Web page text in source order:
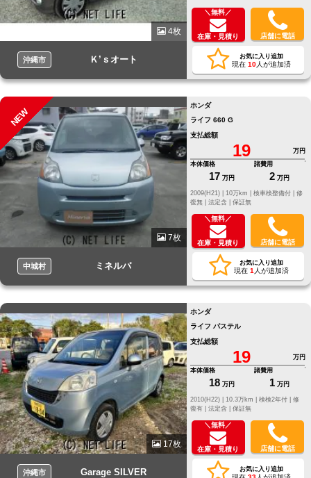
4枚
沖縄市 Ｋ’ｓオート
＼無料／
在庫・見積り 店舗に電話
お気に入り追加
現在 10人が追加済
NEW
7枚
中城村 ミネルバ
ホンダ
ライフ 660 G
支払総額
19
万円
本体価格
17 万円
諸費用
2 万円
修
復無 | 法定含 | 保証無
＼無料／
在庫・見積り 店舗に電話
お気に入り追加
現在 1 人が追加済
17枚
沖縄市 Garage SILVER
ホンダ
ライフ パステル
支払総額
19
万円
本体価格
18 万円
諸費用
1 万円
修
復有 | 法定含 | 保証無
＼無料／
在庫・見積り 店舗に電話
お気に入り追加